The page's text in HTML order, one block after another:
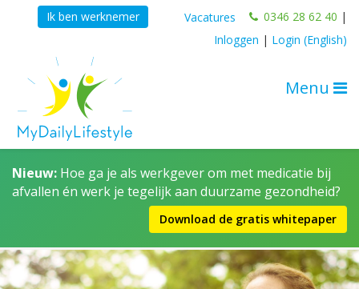
Ik ben werknemer Vacatures 0346 28 62 40 |
Inloggen | Login (English)
Menu
Nieuw: Hoe ga je als werkgever om met medicatie bij
afvallen én werk je tegelijk aan duurzame gezondheid?
Download de gratis whitepaper